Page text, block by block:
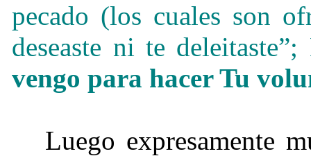
pecado (los cuales son
deseaste ni te deleitaste”;
vengo para hacer Tu
Luego expresamente